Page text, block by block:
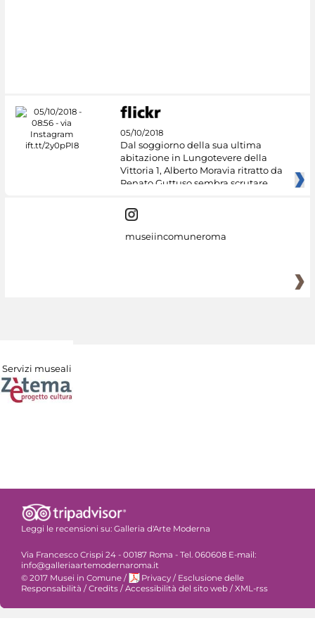
05/10/2018
Dal soggiorno della sua ultima
abitazione in Lungotevere della
Vittoria 1, Alberto Moravia ritratto da
Renato Guttuso sembra scrutare
museiincomuneroma
Servizi museali
Leggi le recensioni su: Galleria d'Arte Moderna
Via Francesco Crispi 24 - 00187 Roma - Tel. 060608 E-mail:
info@galleriaartemodernaroma.it
© 2017 Musei in Comune / Privacy / Esclusione delle
Responsabilità /Credits /Accessibilità del sito web /XML-rss